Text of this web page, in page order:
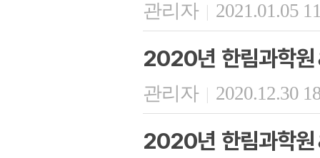
관리자 | 2021.01.05
2020년 한림과학원
관리자 | 2020.12.30
2020년 한림과학원